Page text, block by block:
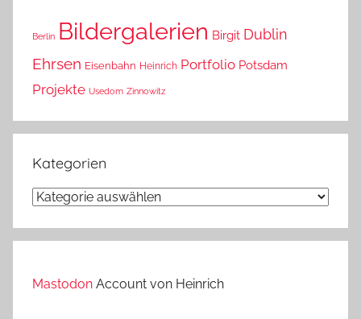
Berlin Bildergalerien Birgit Dublin
Ehrsen Eisenbahn Heinrich Portfolio Potsdam
Projekte Usedom Zinnowitz
Kategorien
Kategorien
Mastodon Account von Heinrich